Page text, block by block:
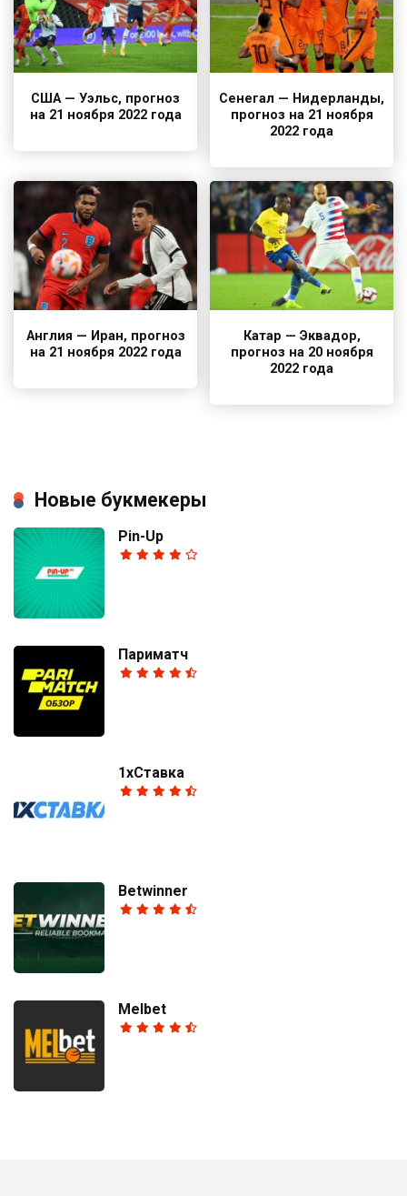
США — Уэльс, прогноз
на 21 ноября 2022 года
Сенегал — Нидерланды,
прогноз на 21 ноября
2022 года
Англия — Иран, прогноз
на 21 ноября 2022 года
Катар — Эквадор,
прогноз на 20 ноября
2022 года
Новые букмекеры
Pin-Up
Париматч
1хСтавка
Betwinner
Melbet